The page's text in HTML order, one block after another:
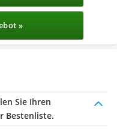
»
Sie Ihren
Bestenliste.